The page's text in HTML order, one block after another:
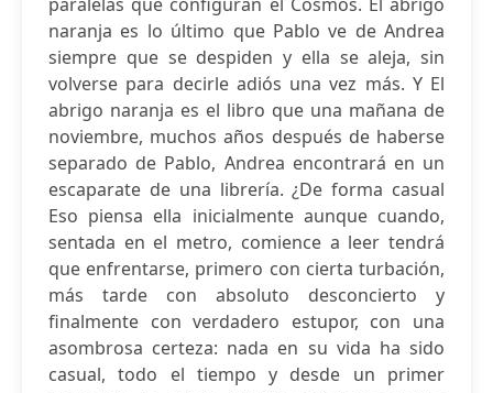
naranja es lo último que Pablo ve de Andrea
siempre que se despiden y ella se aleja, sin
volverse para decirle adiós una vez más. Y El
abrigo naranja es el libro que una mañana de
noviembre, muchos años después de haberse
separado de Pablo, Andrea encontrará en un
escaparate de una librería. ¿De forma casual
Eso piensa ella inicialmente aunque cuando,
sentada en el metro, comience a leer tendrá
que enfrentarse, primero con cierta turbación,
más tarde con absoluto desconcierto y
finalmente con verdadero estupor, con una
asombrosa certeza: nada en su vida ha sido
casual, todo el tiempo y desde un primer